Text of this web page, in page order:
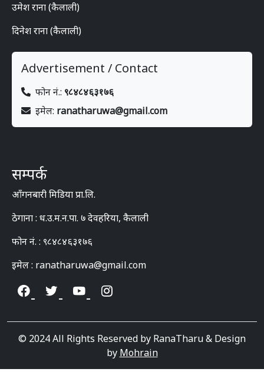
उमेश राना (कैलाली)
दिनेश राना (कैलाली)
Advertisement / Contact
फोन नं.: ९८४८४६३१७६
इमेल: ranatharuwa@gmail.com
सम्पर्क
आँगनबारी मिडिया प्रा.लि.
ठेगाना : ध.उ.म.न.पा. ७ देवहरिया, कैलाली
फोन नं. : ९८४८४६३१७६
इमेल : ranatharuwa@gmail.com
© 2024 All Rights Reserved by RanaTharu & Design
by Mohrain